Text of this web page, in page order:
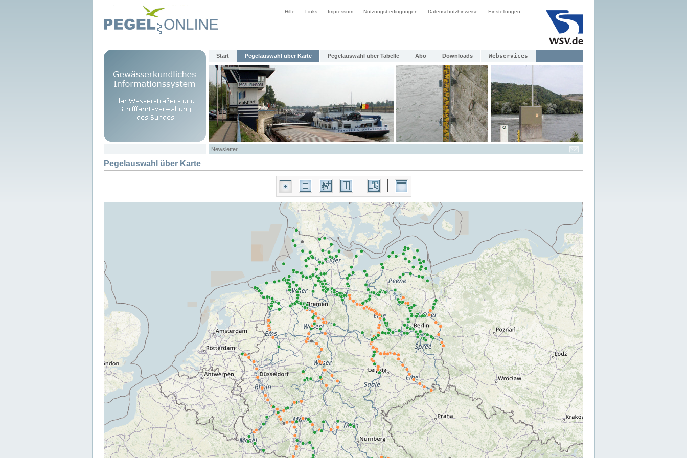
Hilfe Links Impressum Nutzungsbedingungen Datenschutzhinweise Einstellungen
Start Pegelauswahl über Karte Pegelauswahl über Tabelle Abo Downloads Webservices
Newsletter
Pegelauswahl über Karte